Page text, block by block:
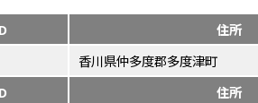
住所
香川県仲多度郡多度津町
住所